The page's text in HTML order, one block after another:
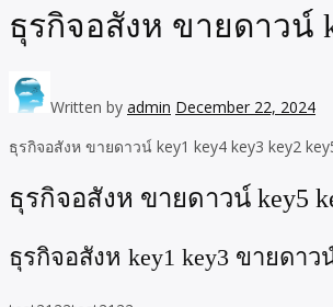
ธุรกิจอสังห ขายดาวน์
Written by admin December 22, 2024
ธุรกิจอสังห ขายดาวน์ key1 key4 key3 key2
ธุรกิจอสังห ขายดาวน์ key5
ธุรกิจอสังห key1 key3 ขายดาว